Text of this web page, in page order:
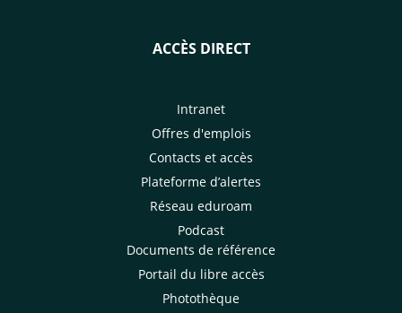
ACCÈS DIRECT
Intranet
Offres d'emplois
Contacts et accès
Plateforme d’alertes
Réseau eduroam
Podcast
Documents de référence
Portail du libre accès
Photothèque